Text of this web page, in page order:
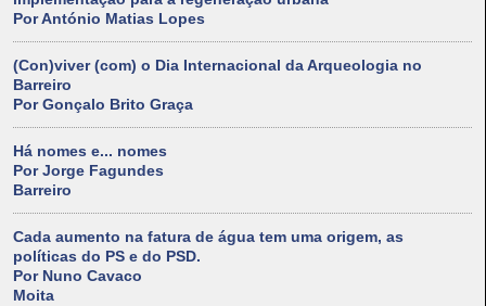
Por António Matias Lopes
(Con)viver (com) o Dia Internacional da Arqueologia no
Barreiro
Por Gonçalo Brito Graça
Há nomes e... nomes
Por Jorge Fagundes
Barreiro
Cada aumento na fatura de água tem uma origem, as
políticas do PS e do PSD.
Por Nuno Cavaco
Moita